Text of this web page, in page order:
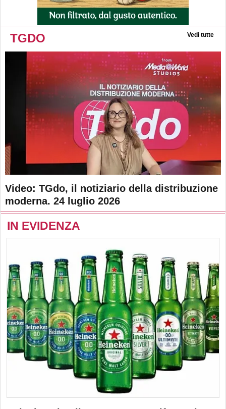
TGDO Vedi tutte
Video: TGdo, il notiziario della distribuzione
moderna. 24 luglio 2026
IN EVIDENZA